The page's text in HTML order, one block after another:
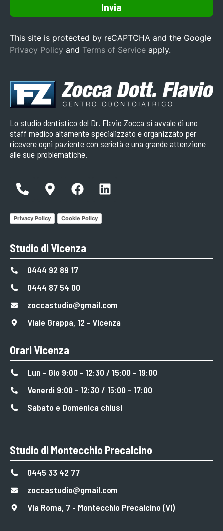
Invia
This site is protected by reCAPTCHA and the Google
Privacy Policy and Terms of Service apply.
Lo studio dentistico del Dr. Flavio Zocca si avvale di uno
staff medico altamente specializzato e organizzato per
ricevere ogni paziente con serietà e una grande attenzione
alle sue problematiche.
Privacy Policy Cookie Policy
Studio di Vicenza
0444 92 89 17
0444 87 54 00
zoccastudio@gmail.com
Viale Grappa, 12 - Vicenza
Orari Vicenza
Lun - Gio 9:00 - 12:30 / 15:00 - 19:00
Venerdì 9:00 - 12:30 / 15:00 - 17:00
Sabato e Domenica chiusi
Studio di Montecchio Precalcino
0445 33 42 77
zoccastudio@gmail.com
Via Roma, 7 - Montecchio Precalcino (VI)